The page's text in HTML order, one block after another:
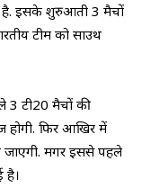
है. इसके शुरुआती 3 मैचों
टीम को साउथ
3 टी20 मैचों की
होगी. फिर आखिर में
जाएगी. मगर इससे पहले
है।